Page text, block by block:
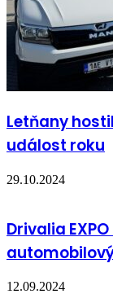
Letňany
událost roku
29.10.2024
Drivalia
12.09.2024